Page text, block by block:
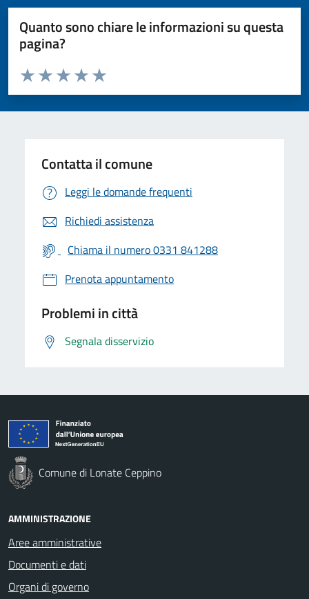
Quanto sono chiare le informazioni su questa
pagina?
Valuta da 1 a 5 stelle la pagina
Valuta 5 stelle su 5
Valuta 4 stelle su 5
Valuta 3 stelle su 5
Valuta 2 stelle su 5
Valuta 1 stelle su 5
Contatta il comune
Leggi le domande frequenti
Richiedi assistenza
Chiama il numero 0331 841288
Prenota appuntamento
Problemi in città
Segnala disservizio
Comune di Lonate Ceppino
AMMINISTRAZIONE
Aree amministrative
Documenti e dati
Organi di governo